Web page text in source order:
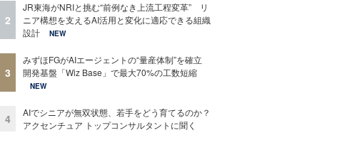
2
JR東海がNRIと挑む“前例なき上流工程変革” リ
ニア構想を支えるAI活用と変化に適応できる組織
設計
NEW
3
みずほFGがAIエージェントの“量産体制”を確立
開発基盤「Wiz Base」で最大70%の工数短縮
NEW
4
AIでシニアが無双状態、若手をどう育てるのか？
アクセンチュア トップコンサルタントに聞く